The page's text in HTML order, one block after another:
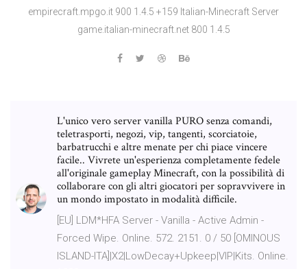
empirecraft.mpgo.it 900 1.4.5 +159 Italian-Minecraft Server
game.italian-minecraft.net 800 1.4.5
L'unico vero server vanilla PURO senza comandi,
teletrasporti, negozi, vip, tangenti, scorciatoie,
barbatrucchi e altre menate per chi piace vincere
facile.. Vivrete un'esperienza completamente fedele
all'originale gameplay Minecraft, con la possibilità di
collaborare con gli altri giocatori per sopravvivere in
un mondo impostato in modalità difficile.
[EU] LDM*HFA Server - Vanilla - Active Admin -
Forced Wipe. Online. 572. 2151. 0 / 50 [OMINOUS
ISLAND-ITA]|X2|LowDecay+Upkeep|VIP|Kits. Online.